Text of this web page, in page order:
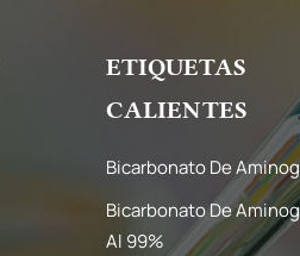
ETIQUETAS
CALIENTES
Bicarbonato De
Bicarbonato De
Al 99%